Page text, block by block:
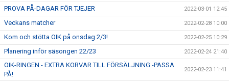
PROVA PÅ-DAGAR FÖR TJEJER 2022-03-01 12:45
Veckans matcher 2022-02-28 10:00
Kom och stötta OIK på onsdag 2/3! 2022-02-25 10:29
Planering inför säsongen 22/23 2022-02-24 21:40
OIK-RINGEN - EXTRA KORVAR TILL FÖRSÄLJNING -PASSA
PÅ!
2022-02-23 11:41